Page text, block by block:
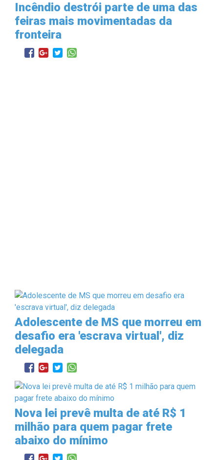
Incêndio destrói parte de uma das
feiras mais movimentadas da
fronteira
Adolescente de MS que morreu em
desafio era 'escrava virtual', diz
delegada
Nova lei prevê multa de até R$ 1
milhão para quem pagar frete
abaixo do mínimo